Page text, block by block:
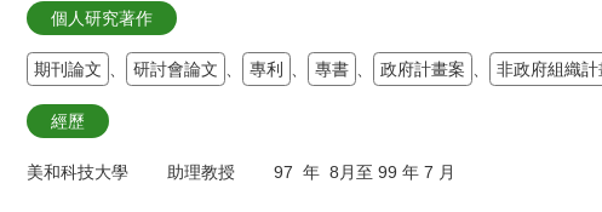
個人研究著作
期刊論文 、 研討會論文 、 專利 、 專書 、 政府計畫案 、 非政府組織計
經歷
美和科技大學 助理教授 97 年 8月至 99 年 7 月